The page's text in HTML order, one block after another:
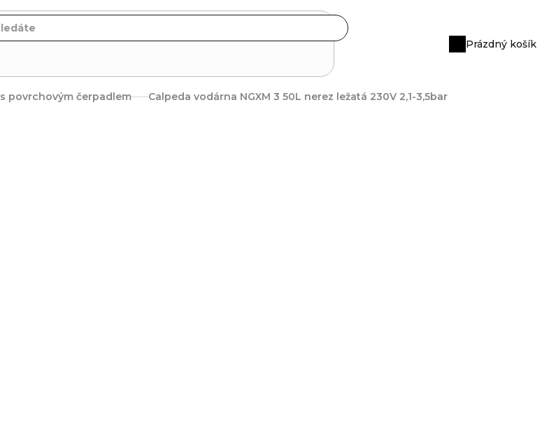
Nákupní
Prázdný košík
s povrchovým čerpadlem Calpeda vodárna NGXM 3 50L nerez ležatá 230V 2,1-3,5bar